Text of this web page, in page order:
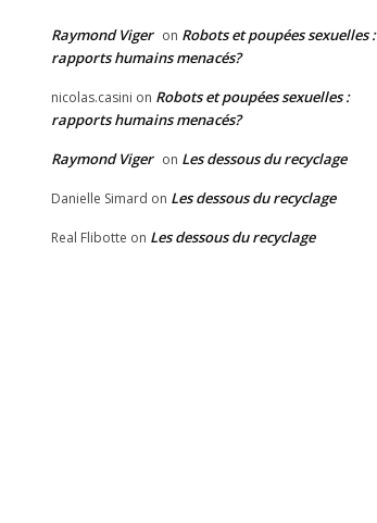
Raymond Viger on Robots et poupées sexuelles :
rapports humains menacés?
nicolas.casini on Robots et poupées sexuelles :
rapports humains menacés?
Raymond Viger on Les dessous du recyclage
Danielle Simard on Les dessous du recyclage
Real Flibotte on Les dessous du recyclage